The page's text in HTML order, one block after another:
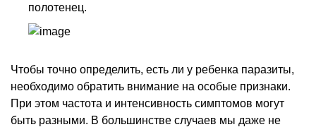
полотенец.
Чтобы точно определить, есть ли у ребенка паразиты,
необходимо обратить внимание на особые признаки.
При этом частота и интенсивность симптомов могут
быть разными. В большинстве случаев мы даже не